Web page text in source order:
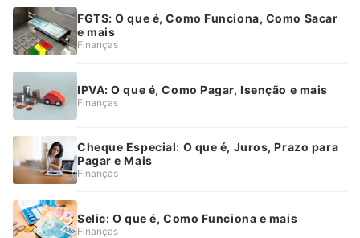
FGTS: O que é, Como Funciona, Como Sacar
e mais
Finanças
IPVA: O que é, Como Pagar, Isenção e mais
Finanças
Cheque Especial: O que é, Juros, Prazo para
Pagar e Mais
Finanças
Selic: O que é, Como Funciona e mais
Finanças